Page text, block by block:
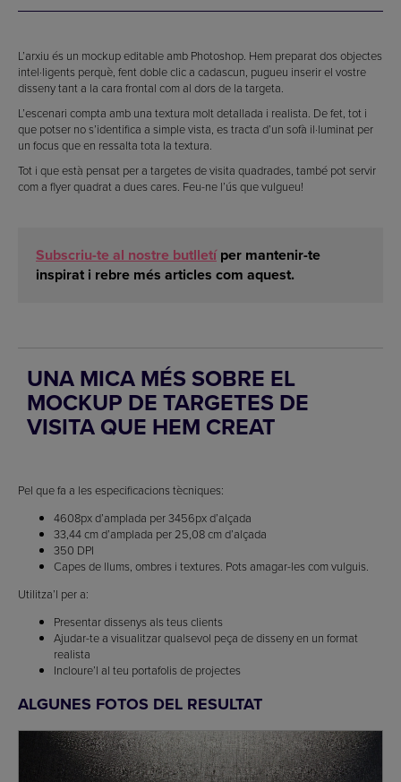
L’arxiu és un mockup editable amb Photoshop. Hem preparat dos objectes
intel·ligents perquè, fent doble clic a cadascun, pugueu inserir el vostre
disseny tant a la cara frontal com al dors de la targeta.
L’escenari compta amb una textura molt detallada i realista. De fet, tot i
que potser no s’identifica a simple vista, es tracta d’un sofà il·luminat per
un focus que en ressalta tota la textura.
Tot i que està pensat per a targetes de visita quadrades, també pot servir
com a flyer quadrat a dues cares. Feu-ne l’ús que vulgueu!
Subscriu-te al nostre butlletíper mantenir-te
inspirat i rebre més articles com aquest.
UNA MICA MÉS SOBRE EL
MOCKUP DE TARGETES DE
VISITA QUE HEM CREAT
Pel que fa a les especificacions tècniques:
4608px d’amplada per 3456px d’alçada
33,44 cm d’amplada per 25,08 cm d’alçada
350 DPI
Capes de llums, ombres i textures. Pots amagar-les com vulguis.
Utilitza’l per a:
Presentar dissenys als teus clients
Ajudar-te a visualitzar qualsevol peça de disseny en un format
realista
Incloure’l al teu portafolis de projectes
ALGUNES FOTOS DEL RESULTAT